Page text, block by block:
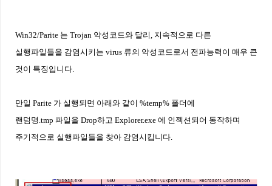
Win32/Parite 는 Trojan 악성코드와 달리, 지속적으로 다른
실행파일들을 감염시키는 virus 류의 악성코드로서 전파능력이 매우 큰
것이 특징입니다.
만일 Parite 가 실행되면 아래와 같이 %temp% 폴더에
랜덤명.tmp 파일을 Drop하고 Explorer.exe 에 인젝션되어 동작하며
주기적으로 실행파일들을 찾아 감염시킵니다.